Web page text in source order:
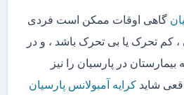
گاهی اوقات ممکن است فردی
تحرک یا بی تحرک باشد ، و در
در پارسیان را نیز
شاید کرایه آمبولانس پارسیان